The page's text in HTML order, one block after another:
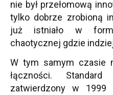
nie był przełomową
tylko dobrze zrobioną
już istniało w
chaotycznej gdzie
W tym samym czasie
łączności.
zatwierdzony w